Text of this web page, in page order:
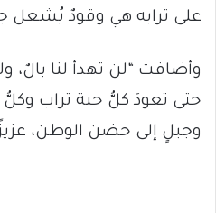
على ترابه هي وقودٌ يُشعل
وأضافت “لن تهدأ لنا بالٌ،
حتى تعودَ كلُّ حبة تراب وكلُّ
وجبلٍ إلى حضن الوطن،